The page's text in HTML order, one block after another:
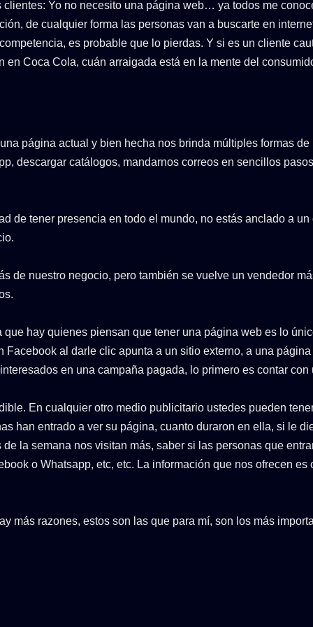
clientes: Yo no necesito una página web… ya todos me
de cualquier forma las personas van a buscarte en
es probable que lo pierdas. Y si es un cliente
Coca Cola, cuán arraigada está en la mente del
página actual y bien hecha nos brinda múltiples formas
descargar catálogos, mandarnos correos en sencillos
de tener presencia en todo el mundo, no estás anclado a
de nuestro negocio, pero también se vuelve un vendedor
que hay quienes piensan que tener una página web es lo
al darle clic apunta a un sitio externo, a una
en una campaña pagada, lo primero es contar
En cualquier otro medio publicitario ustedes pueden
han entrado a ver su página, cuanto duraron en ella, si le
la semana nos visitan más, saber si las personas que
o Whatsapp, etc, etc. La información que nos ofrecen
más razones, estos son las que para mí, son los más